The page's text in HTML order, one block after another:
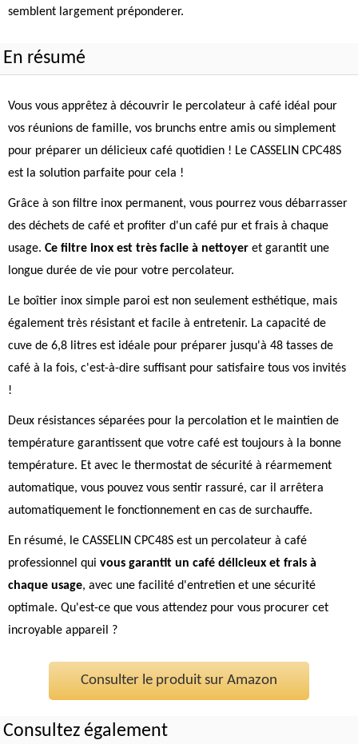
semblent largement préponderer.
En résumé
Vous vous apprêtez à découvrir le percolateur à café idéal pour
vos réunions de famille, vos brunchs entre amis ou simplement
pour préparer un délicieux café quotidien ! Le CASSELIN CPC48S
est la solution parfaite pour cela !
Grâce à son filtre inox permanent, vous pourrez vous débarrasser
des déchets de café et profiter d'un café pur et frais à chaque
usage. Ce filtre inox est très facile à nettoyer et garantit une
longue durée de vie pour votre percolateur.
Le boîtier inox simple paroi est non seulement esthétique, mais
également très résistant et facile à entretenir. La capacité de
cuve de 6,8 litres est idéale pour préparer jusqu'à 48 tasses de
café à la fois, c'est-à-dire suffisant pour satisfaire tous vos invités
!
Deux résistances séparées pour la percolation et le maintien de
température garantissent que votre café est toujours à la bonne
température. Et avec le thermostat de sécurité à réarmement
automatique, vous pouvez vous sentir rassuré, car il arrêtera
automatiquement le fonctionnement en cas de surchauffe.
En résumé, le CASSELIN CPC48S est un percolateur à café
professionnel qui vous garantit un café délicieux et frais à
chaque usage, avec une facilité d'entretien et une sécurité
optimale. Qu'est-ce que vous attendez pour vous procurer cet
incroyable appareil ?
Consulter le produit sur Amazon
Consultez également